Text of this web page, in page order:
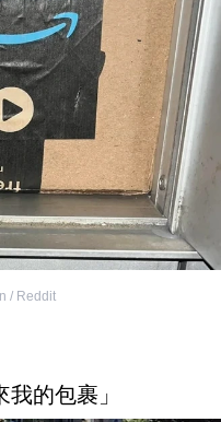
/ Reddit
的包裹」